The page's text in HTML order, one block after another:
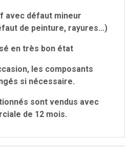
avec défaut mineur
de peinture, rayures...)
en très bon état
les composants
si nécessaire.
sont vendus avec
de 12 mois.